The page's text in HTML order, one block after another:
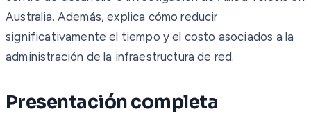
Australia. Además, explica cómo reducir
significativamente el tiempo y el costo asociados a la
administración de la infraestructura de red.
Presentación completa